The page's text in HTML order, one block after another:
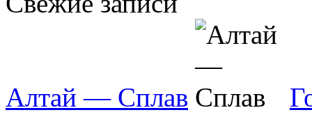
Алтай — Сплав